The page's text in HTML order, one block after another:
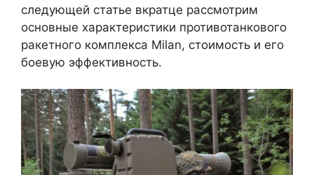
следующей статье вкратце рассмотрим
основные характеристики противотанкового
ракетного комплекса Milan, стоимость и его
боевую эффективность.